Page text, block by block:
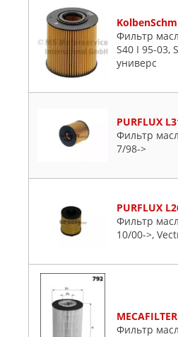
Фильтр
S40 I 95-03,
универс
PURFLUX
Фильтр
7/98->
PURFLUX
Фильтр
10/00->,
Фильтр